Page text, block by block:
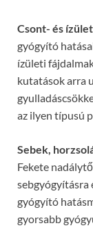
Csont- és
gyógyító
ízületi
kutatások arra
az ilyen típusú
Sebek,
Fekete
sebgyógyításra
gyógyító
gyorsabb